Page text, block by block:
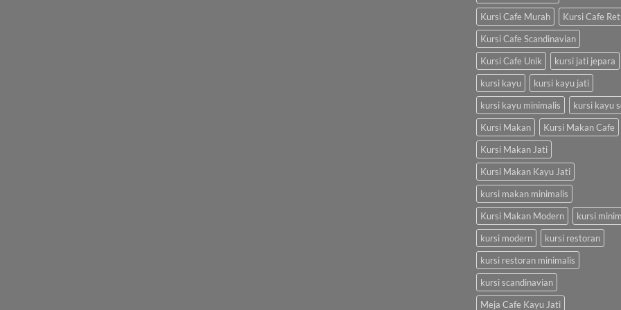
Kursi Cafe Murah
Kursi Cafe
Kursi Cafe Scandinavian
Kursi Cafe Unik
kursi jati jepara
kursi kayu
kursi kayu jati
kursi kayu minimalis
kursi kayu
Kursi Makan
Kursi Makan Cafe
Kursi Makan Jati
Kursi Makan Kayu Jati
kursi makan minimalis
Kursi Makan Modern
kursi
kursi modern
kursi restoran
kursi restoran minimalis
kursi scandinavian
Meja Cafe Kayu Jati